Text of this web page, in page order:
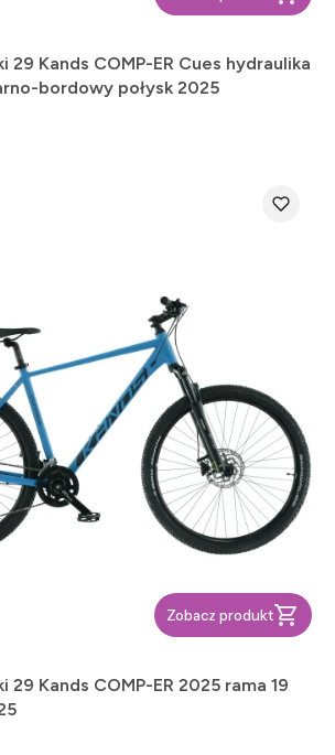
29 Kands COMP-ER Cues hydraulika
bordowy połysk 2025
Zobacz produkt
29 Kands COMP-ER 2025 rama 19